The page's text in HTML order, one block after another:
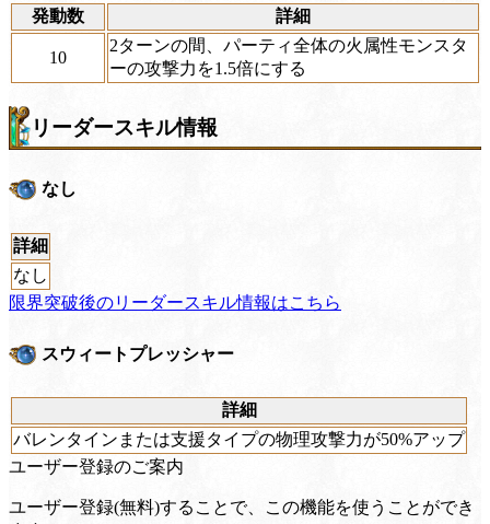
発動数 詳細
10
2ターンの間、パーティ全体の火属性モンスタ
ーの攻撃力を1.5倍にする
リーダースキル情報
なし
詳細
なし
限界突破後のリーダースキル情報はこちら
スウィートプレッシャー
詳細
バレンタインまたは支援タイプの物理攻撃力が50%アップ
ユーザー登録のご案内
ユーザー登録(無料)することで、この機能を使うことができ